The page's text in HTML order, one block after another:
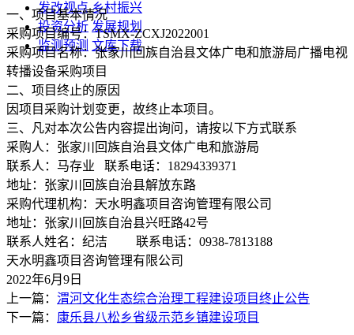
发改视点 乡村振兴
投资分析 发展规划
监测预测 文库下载
一、项目基本情况
采购项目编号：TSMX-ZCXJ2022001
采购项目名称：张家川回族自治县文体广电和旅游局广播电视
转播设备采购项目
二、项目终止的原因
因项目采购计划变更，故终止本项目。
三、凡对本次公告内容提出询问，请按以下方式联系
采购人：张家川回族自治县文体广电和旅游局
联系人：马存业 联系电话：18294339371
地址：张家川回族自治县解放东路
采购代理机构：天水明鑫项目咨询管理有限公司
地址：张家川回族自治县兴旺路42号
联系人姓名：纪洁 联系电话：0938-7813188
天水明鑫项目咨询管理有限公司
2022年6月9日
上一篇： 渭河文化生态综合治理工程建设项目终止公告
下一篇： 康乐县八松乡省级示范乡镇建设项目